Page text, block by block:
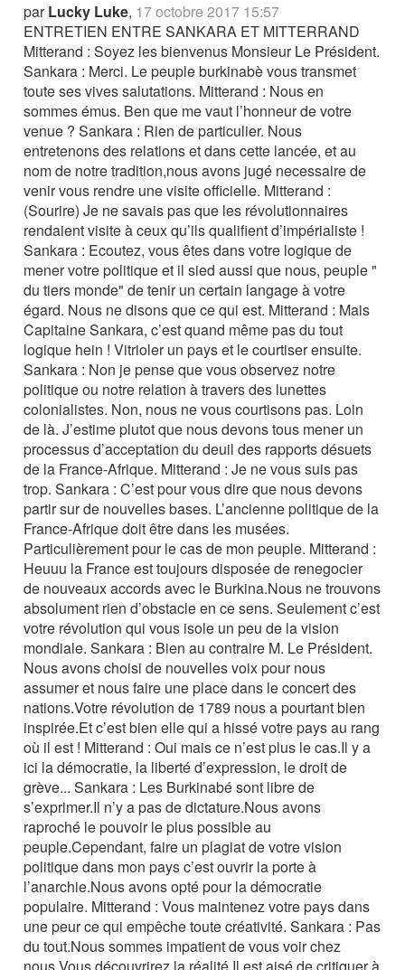
parLucky Luke, 17 octobre 2017 15:57
ENTRETIEN ENTRE SANKARA ET MITTERRAND
Mitterand : Soyez les bienvenus Monsieur Le Président.
Sankara : Merci. Le peuple burkinabè vous transmet
toute ses vives salutations. Mitterand : Nous en
sommes émus. Ben que me vaut l’honneur de votre
venue ? Sankara : Rien de particulier. Nous
entretenons des relations et dans cette lancée, et au
nom de notre tradition,nous avons jugé necessaire de
venir vous rendre une visite officielle. Mitterand :
(Sourire) Je ne savais pas que les révolutionnaires
rendaient visite à ceux qu’ils qualifient d’impérialiste !
Sankara : Ecoutez, vous êtes dans votre logique de
mener votre politique et il sied aussi que nous, peuple "
du tiers monde" de tenir un certain langage à votre
égard. Nous ne disons que ce qui est. Mitterand : Mais
Capitaine Sankara, c’est quand même pas du tout
logique hein ! Vitrioler un pays et le courtiser ensuite.
Sankara : Non je pense que vous observez notre
politique ou notre relation à travers des lunettes
colonialistes. Non, nous ne vous courtisons pas. Loin
de là. J’estime plutot que nous devons tous mener un
processus d’acceptation du deuil des rapports désuets
de la France-Afrique. Mitterand : Je ne vous suis pas
trop. Sankara : C’est pour vous dire que nous devons
partir sur de nouvelles bases. L’ancienne politique de la
France-Afrique doit être dans les musées.
Particulièrement pour le cas de mon peuple. Mitterand :
Heuuu la France est toujours disposée de renegocier
de nouveaux accords avec le Burkina.Nous ne trouvons
absolument rien d’obstacle en ce sens. Seulement c’est
votre révolution qui vous isole un peu de la vision
mondiale. Sankara : Bien au contraire M. Le Président.
Nous avons choisi de nouvelles voix pour nous
assumer et nous faire une place dans le concert des
nations.Votre révolution de 1789 nous a pourtant bien
inspirée.Et c’est bien elle qui a hissé votre pays au rang
où il est ! Mitterand : Oui mais ce n’est plus le cas.Il y a
ici la démocratie, la liberté d’expression, le droit de
grève... Sankara : Les Burkinabé sont libre de
s’exprimer.Il n’y a pas de dictature.Nous avons
raproché le pouvoir le plus possible au
peuple.Cependant, faire un plagiat de votre vision
politique dans mon pays c’est ouvrir la porte à
l’anarchie.Nous avons opté pour la démocratie
populaire. Mitterand : Vous maintenez votre pays dans
une peur ce qui empêche toute créativité. Sankara : Pas
du tout.Nous sommes impatient de vous voir chez